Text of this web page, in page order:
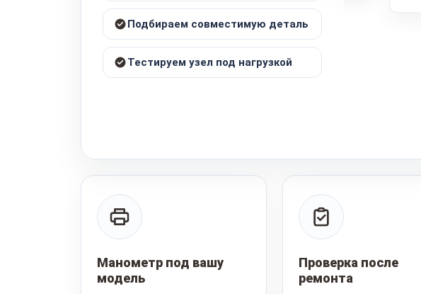
Подбираем совместимую деталь
Тестируем узел под нагрузкой
Манометр под вашу
модель
Проверка после
ремонта